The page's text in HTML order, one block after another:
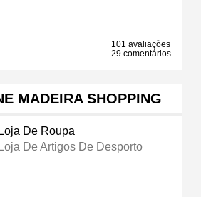
101 avaliações
29 comentários
MADEIRA SHOPPING
Loja De Roupa
Loja De Artigos De Desporto